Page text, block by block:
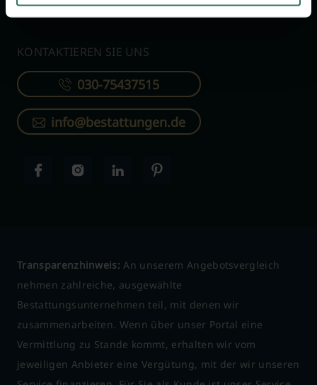
KONTAKTIEREN SIE UNS
030-75437515
info@bestattungen.de
Transparenzhinweis: An unserem Angebotsvergleich
nehmen zahlreiche, ausgewählte
Bestattungsunternehmen teil, mit denen wir
zusammenarbeiten. Wenn über unser Portal eine
Vermittlung zu Stande kommt, erhalten wir vom
jeweiligen Anbieter eine Vergütung, mit der wir unseren